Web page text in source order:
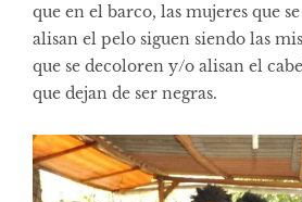
que en el barco, las mujeres que
alisan el pelo siguen siendo las
que se decoloren y/o alisan el
que dejan de ser negras.